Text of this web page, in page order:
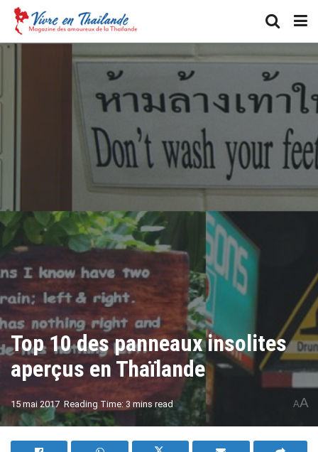
Top 10 des panneaux insolites
aperçus en Thaïlande
15 mai 2017 Reading Time: 3 mins read AA